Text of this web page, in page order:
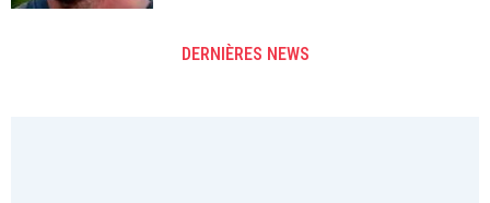
DERNIÈRES NEWS